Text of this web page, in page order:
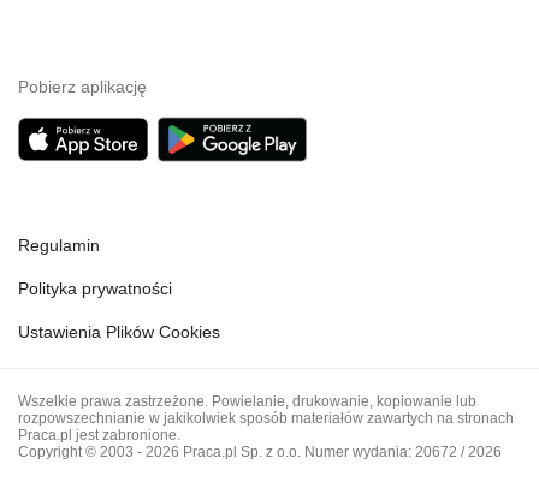
Pobierz aplikację
Regulamin
Polityka prywatności
Ustawienia Plików Cookies
Wszelkie prawa zastrzeżone. Powielanie, drukowanie, kopiowanie lub
rozpowszechnianie w jakikolwiek sposób materiałów zawartych na stronach
Praca.pl jest zabronione.
Copyright © 2003 - 2026 Praca.pl Sp. z o.o. Numer wydania: 20672 / 2026